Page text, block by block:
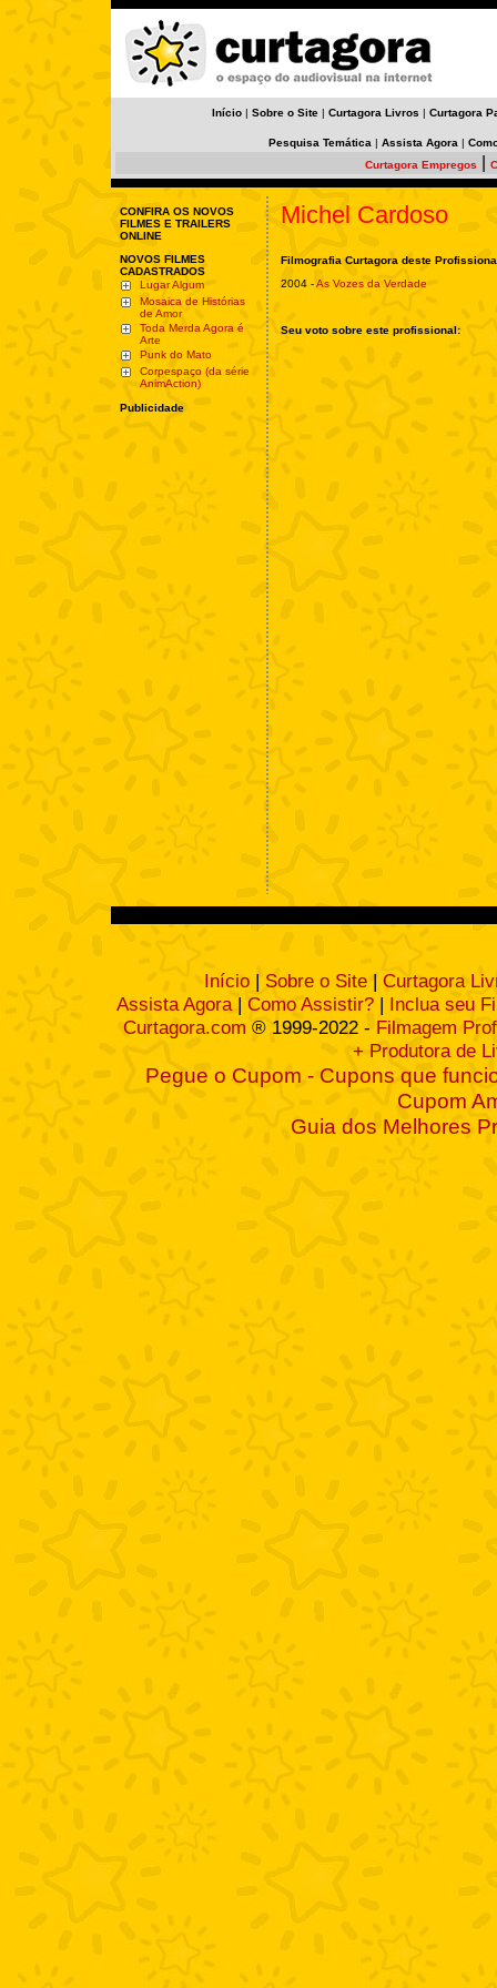
Início | Sobre o Site | Curtagora Livros | Curtagora
Pesquisa Temática | Assista Agora |
Curtagora Empregos
CONFIRA OS NOVOS
FILMES E TRAILERS
ONLINE
NOVOS FILMES
CADASTRADOS
Lugar Algum
Mosaica de Histórias
de Amor
Toda Merda Agora é
Arte
Punk do Mato
Corpespaço (da série
AnimAction)
Publicidade
Michel Cardoso
Filmografia Curtagora deste
2004 -As Vozes da Verdade
Seu voto sobre este profissional:
Início | Sobre o Site | Curtagora
Assista Agora| Como Assistir? | Inclua seu
Curtagora.com ® 1999-2022 - Filmagem
+ Produtora de
Pegue o Cupom - Cupons que
Cupom
Guia dos Melhores